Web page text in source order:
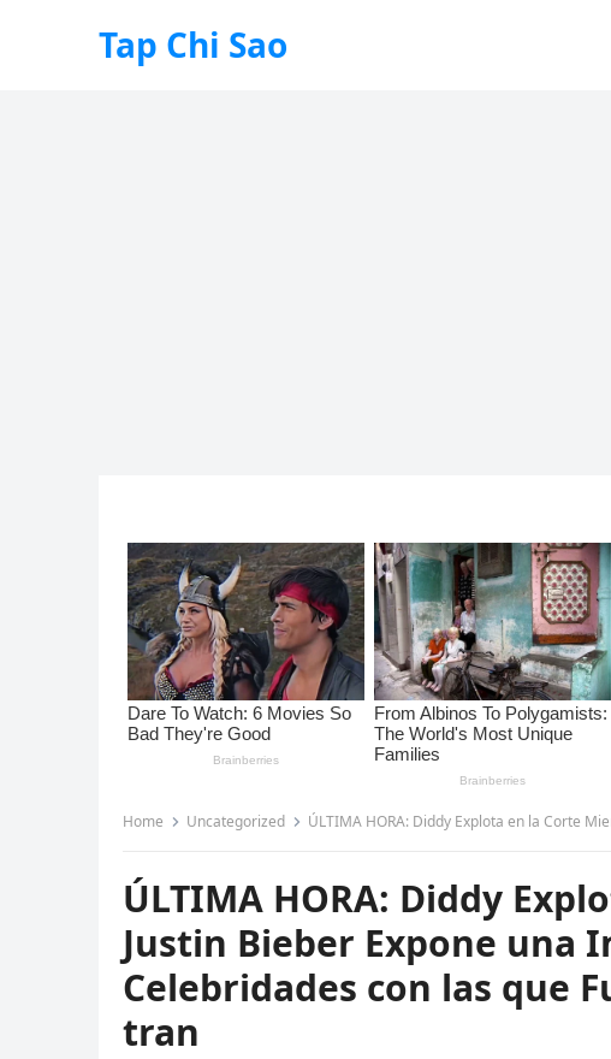
Tap Chi Sao
Home Uncategorized ÚLTIMA HORA: Diddy Explota en la Corte Mientras Justin
ÚLTIMA HORA: Diddy
Justin Bieber Expone una
Celebridades con las que
tran